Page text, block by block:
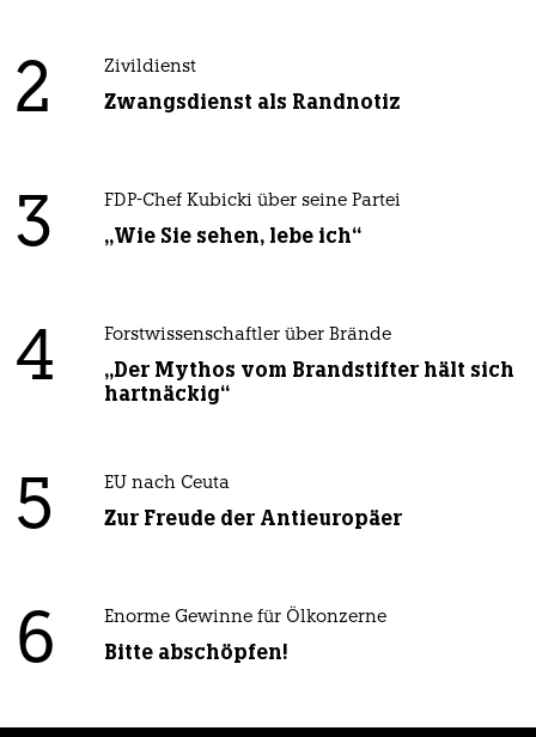
2 Zivildienst
Zwangsdienst als Randnotiz
3 FDP-Chef Kubicki über seine Partei
„Wie Sie sehen, lebe ich“
4 Forstwissenschaftler über Brände
„Der Mythos vom Brandstifter hält sich
hartnäckig“
5 EU nach Ceuta
Zur Freude der Antieuropäer
6 Enorme Gewinne für Ölkonzerne
Bitte abschöpfen!